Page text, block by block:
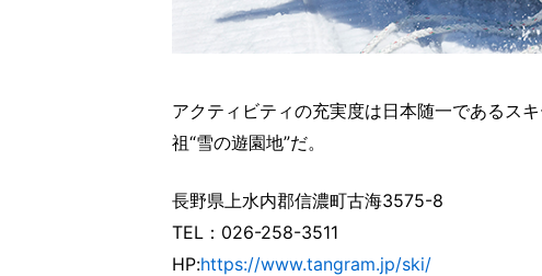
アクティビティの充実度は日本随一であるス
祖“雪の遊園地”だ。
長野県上水内郡信濃町古海3575-8
TEL：026-258-3511
HP:https://www.tangram.jp/ski/